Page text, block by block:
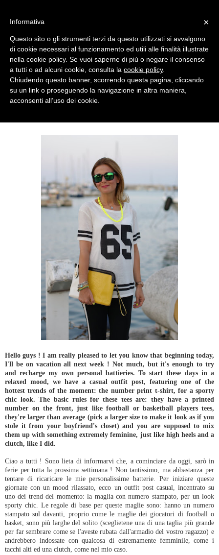
FRIDAY, AUGUST 16, 2013
Hello guys ! I am really pleased to let you know that beginning today,
I'll be on vacation all next week ! Not much, but it's enough to try
and recharge my own personal battieries. To start these days in a
relaxed mood, we have a casual outfit post, featuring one of the
hottest trends of the moment: the number print t-shirt, for a sporty
chic look. The basic rules for these tees are: they have a printed
number on the front, just like football or basketball players tees,
they're larger than average (pick a larger size to make it look as if you
stole it from your boyfriend's closet) and you are supposed to mix
them up with something extremely feminine, just like high heels and a
clutch, like I did.
Ciao a tutti ! Sono lieta di informarvi che, a cominciare da oggi, sarò in
ferie per tutta la prossima settimana ! Non tantissimo, ma abbastanza per
tentare di ricaricare le mie personalissime batterie. Per iniziare queste
giornate con un mood rilassato, ecco un outfit post casual, incentrato su
uno dei trend del momento: la maglia con numero stampato, per un look
sporty chic. Le regole di base per queste maglie sono: hanno un numero
stampato sul davanti, proprio come le maglie dei giocatori di football o
basket, sono più larghe del solito (sceglietene una di una taglia più grande
per far sembrare come se l'aveste rubata dall'armadio del vostro ragazzo) e
andrebbero indossate con qualcosa di estremamente femminile, come i
tacchi alti ed una clutch, come nel mio caso.
×
Informativa
Questo sito o gli strumenti terzi da questo utilizzati si avvalgono
di cookie necessari al funzionamento ed utili alle finalità illustrate
nella cookie policy. Se vuoi saperne di più o negare il consenso
a tutti o ad alcuni cookie, consulta la cookie policy.
Chiudendo questo banner, scorrendo questa pagina, cliccando
su un link o proseguendo la navigazione in altra maniera,
acconsenti all’uso dei cookie.